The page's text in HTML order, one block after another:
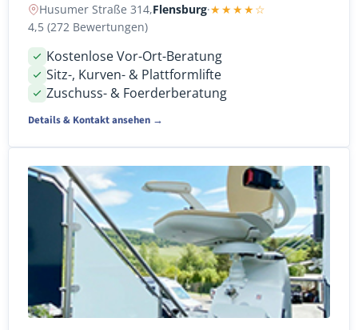
Husumer Straße 314,Flensburg·★★★★☆
4,5 (272 Bewertungen)
Kostenlose Vor-Ort-Beratung
Sitz-, Kurven- & Plattformlifte
Zuschuss- & Foerderberatung
Details & Kontakt ansehen →